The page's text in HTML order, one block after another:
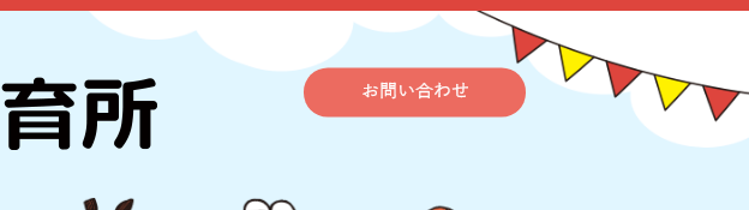
お問い合わせ